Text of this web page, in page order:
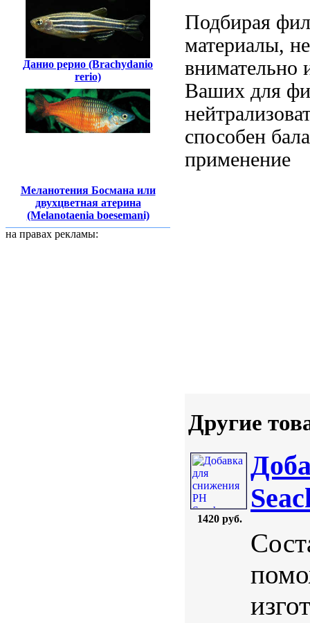
Данио рерио (Brachydanio
rerio)
Меланотения Босмана или
двухцветная атерина
(Melanotaenia boesemani)
на правах рекламы:
Подбирая
материалы,
внимательно
Ваших для
способен
применение
Другие
1420 руб.